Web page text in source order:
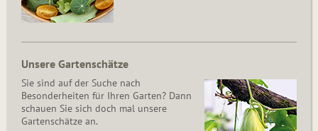
Unsere Gartenschätze
Sie sind auf der Suche nach
Besonderheiten für Ihren Garten? Dann
schauen Sie sich doch mal unsere
Gartenschätze an.